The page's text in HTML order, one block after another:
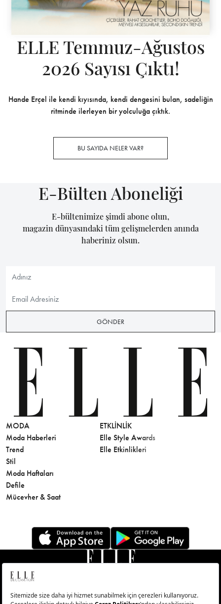
ELLE Temmuz-Ağustos
2026 Sayısı Çıktı!
Hande Erçel ile kendi kıyısında, kendi dengesini bulan, sadeliğin
ritminde ilerleyen bir yolculuğa çıktık.
BU SAYIDA NELER VAR?
E-Bülten Aboneliği
E-bültenimize şimdi abone olun,
magazin dünyasındaki tüm gelişmelerden anında
haberiniz olsun.
GÖNDER
MODA
Moda Haberleri
Trend
Stil
Moda Haftaları
Defile
Mücevher & Saat
ETKLINLIK
Elle Style Awards
Elle Etkinlikleri